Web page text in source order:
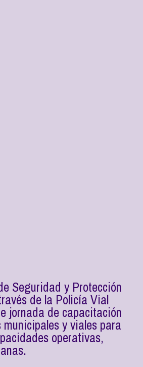
Seguridad y Protección
de la Policía Vial
jornada de capacitación
municipales y viales para
operativas,